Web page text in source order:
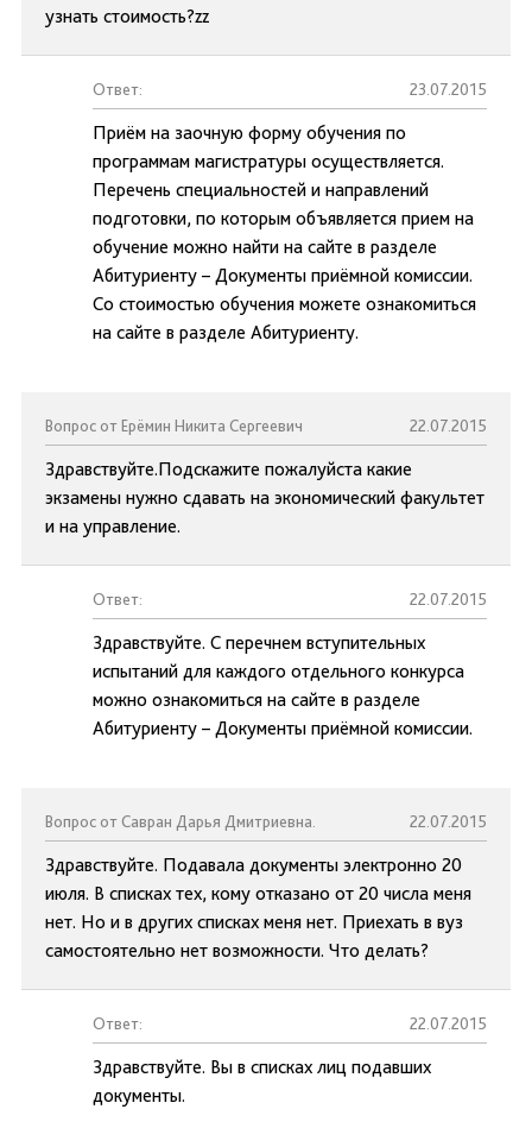
узнать стоимость?zz
Ответ: 23.07.2015
Приём на заочную форму обучения по
программам магистратуры осуществляется.
Перечень специальностей и направлений
подготовки, по которым объявляется прием на
обучение можно найти на сайте в разделе
Абитуриенту – Документы приёмной комиссии.
Со стоимостью обучения можете ознакомиться
на сайте в разделе Абитуриенту.
Вопрос от Ерёмин Никита Сергеевич 22.07.2015
Здравствуйте.Подскажите пожалуйста какие
экзамены нужно сдавать на экономический факультет
и на управление.
Ответ: 22.07.2015
Здравствуйте. С перечнем вступительных
испытаний для каждого отдельного конкурса
можно ознакомиться на сайте в разделе
Абитуриенту – Документы приёмной комиссии.
Вопрос от Савран Дарья Дмитриевна. 22.07.2015
Здравствуйте. Подавала документы электронно 20
июля. В списках тех, кому отказано от 20 числа меня
нет. Но и в других списках меня нет. Приехать в вуз
самостоятельно нет возможности. Что делать?
Ответ: 22.07.2015
Здравствуйте. Вы в списках лиц подавших
документы.